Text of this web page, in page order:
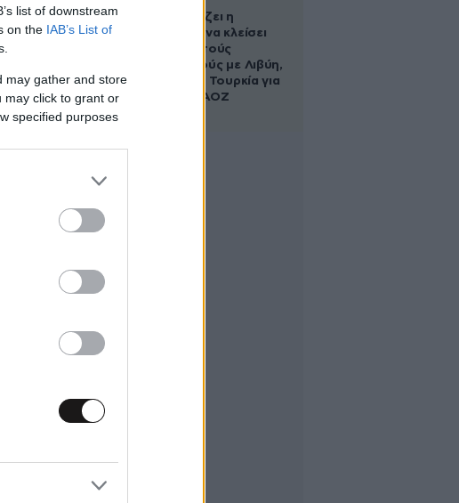
list of downstream
on the IAB’s List of
may gather and store
may click to grant or
specified purposes
Πώς σχεδιάζει η
κυβέρνηση να κλείσει
τους ανοιχτούς
λογαριασμούς με Λιβύη,
Αλβανία και Τουρκία για
τη χάραξη ΑΟΖ